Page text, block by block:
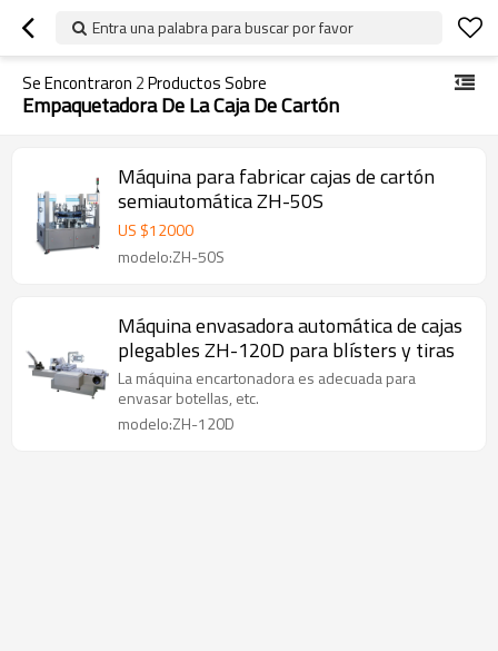
Entra una palabra para buscar por favor
Se Encontraron 2Productos Sobre
Empaquetadora De La Caja De Cartón
Máquina para fabricar cajas de cartón
semiautomática ZH-50S
US $12000
modelo:ZH-50S
Máquina envasadora automática de cajas
plegables ZH-120D para blísters y tiras
La máquina encartonadora es adecuada para
envasar botellas, etc.
modelo:ZH-120D